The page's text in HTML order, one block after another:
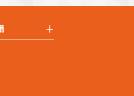
+